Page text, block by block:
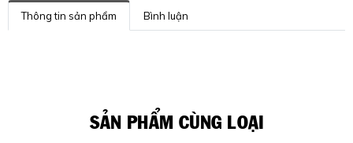
Thông tin sản phẩm Bình luận
SẢN PHẨM CÙNG LOẠI